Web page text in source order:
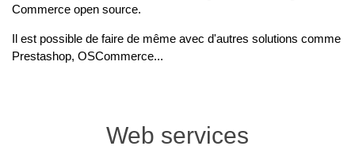
Commerce open source.
Il est possible de faire de même avec d'autres solutions comme
Prestashop, OSCommerce...
Web services